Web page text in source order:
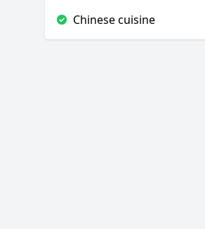
Chinese cuisine